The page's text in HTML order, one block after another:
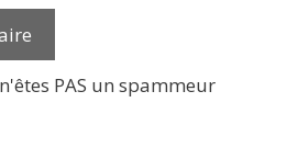
PAS un spammeur